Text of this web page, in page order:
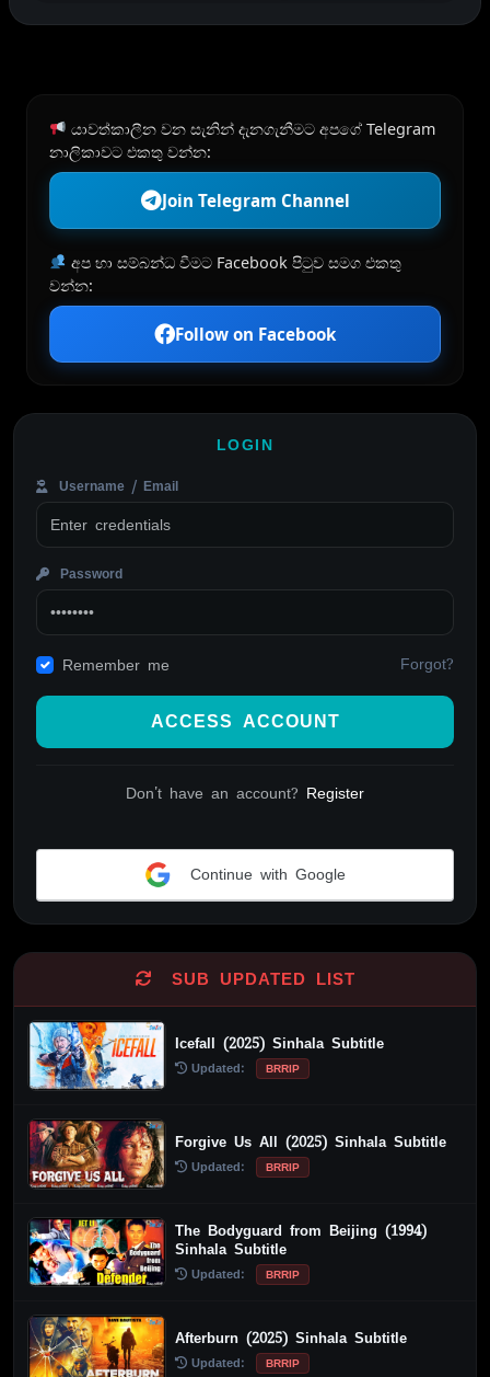
යාවත්කාලීන වන සැනින් දැනගැනීමට අපගේ Telegram
නාලිකාවට එකතු වන්න:
Join Telegram Channel
අප හා සම්බන්ධ වීමට Facebook පිටුව සමග එකතු
වන්න:
Follow on Facebook
LOGIN
Username / Email
Password
Remember me Forgot?
ACCESS ACCOUNT
Don't have an account? Register
Continue with Google
SUB UPDATED LIST
Icefall (2025) Sinhala Subtitle
Updated: BRRIP
Forgive Us All (2025) Sinhala Subtitle
Updated: BRRIP
The Bodyguard from Beijing (1994)
Sinhala Subtitle
Updated: BRRIP
Afterburn (2025) Sinhala Subtitle
Updated: BRRIP